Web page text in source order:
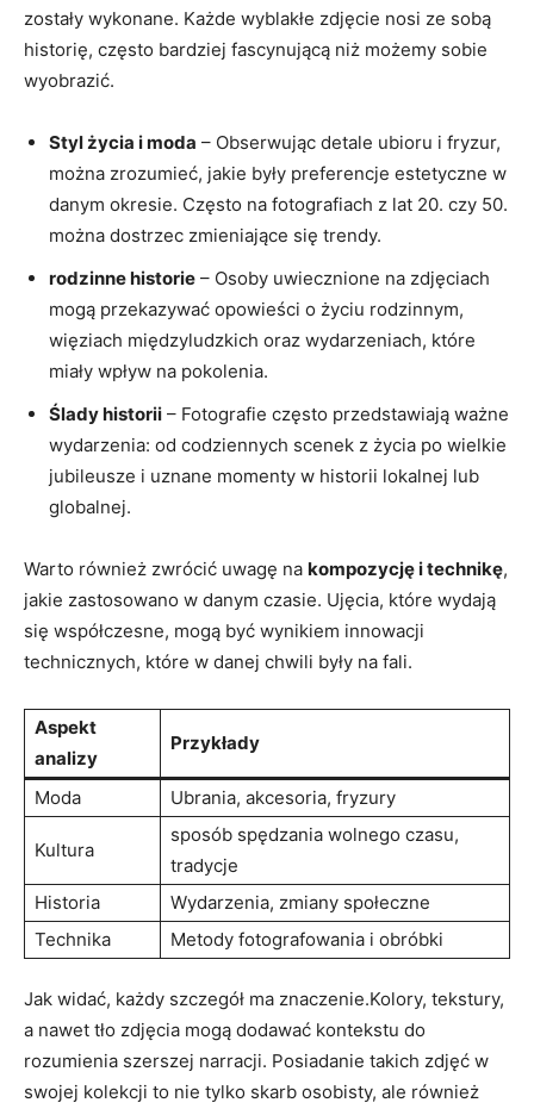
zostały wykonane. Każde wyblakłe zdjęcie nosi ze sobą
historię, ⁢często bardziej fascynującą niż ​możemy sobie
wyobrazić.
Styl⁢ życia i moda – Obserwując detale ubioru i⁢ fryzur,
można zrozumieć, jakie były preferencje estetyczne w
danym okresie. Często na fotografiach z lat 20. czy ⁣50.
można dostrzec zmieniające ⁣się trendy.
rodzinne historie – Osoby uwiecznione na zdjęciach
mogą przekazywać opowieści o życiu rodzinnym,
więziach międzyludzkich ‍oraz​ wydarzeniach,‍ które
miały wpływ na pokolenia.
Ślady historii – Fotografie często przedstawiają ⁢ważne
wydarzenia: od codziennych scenek z życia po wielkie
jubileusze i uznane momenty w historii‌ lokalnej lub
globalnej.
Warto również zwrócić uwagę na⁤ kompozycję i​ technikę,
jakie zastosowano w danym czasie. Ujęcia, które wydają
się współczesne, mogą być wynikiem innowacji
technicznych, które w danej chwili były ‍na fali.
Aspekt‌
analizy
Przykłady
Moda Ubrania, akcesoria, fryzury
Kultura
sposób spędzania wolnego czasu,
tradycje
Historia
Wydarzenia, ​zmiany społeczne
Technika
Metody ⁢fotografowania ⁢i obróbki
Jak ⁤widać, każdy szczegół ‍ma znaczenie.Kolory, ‍tekstury,
a nawet tło zdjęcia mogą dodawać kontekstu‍ do
rozumienia szerszej narracji. Posiadanie takich ⁣zdjęć w
swojej kolekcji to nie tylko skarb ‍osobisty, ale również